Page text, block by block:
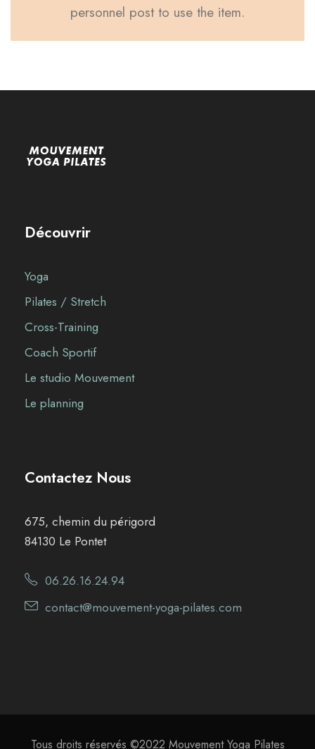
personnel post to use the item.
Découvrir
Yoga
Pilates / Stretch
Cross-Training
Coach Sportif
Le studio Mouvement
Le planning
Contactez Nous
675, chemin du périgord
84130 Le Pontet
06.26.16.24.94
contact@mouvement-yoga-pilates.com
Tous droits réservés ©2022 Mouvement Yoga Pilates